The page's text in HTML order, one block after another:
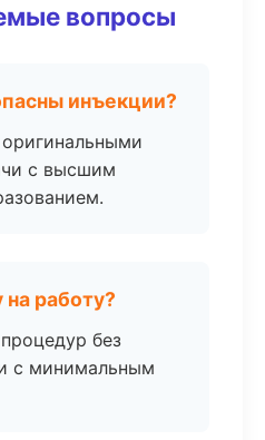
вопросы
инъекции?
с высшим
работу?
без
с минимальным